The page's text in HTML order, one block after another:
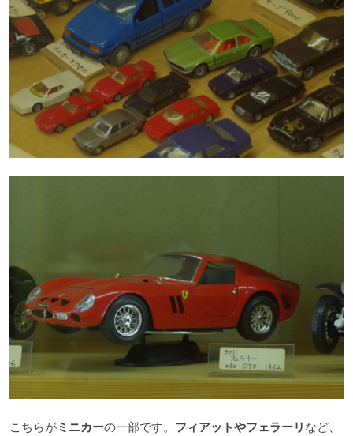
こちらがミニカーの一部です。 フィアットやフェラーリ など、